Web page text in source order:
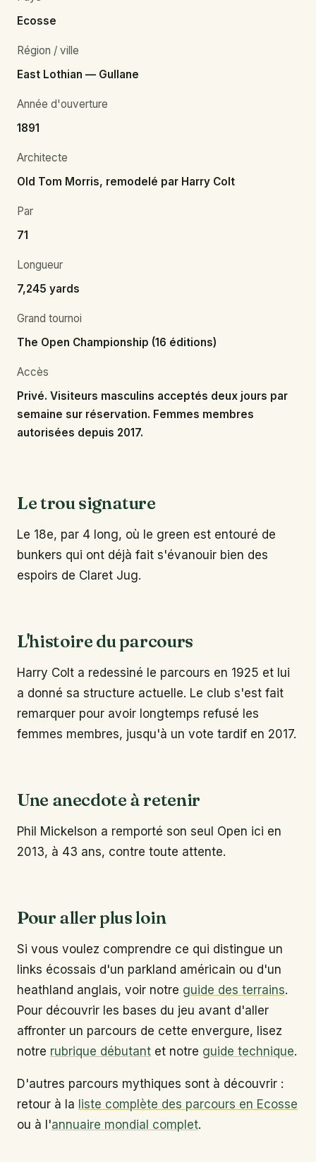
Ecosse
Région / ville
East Lothian — Gullane
Année d'ouverture
1891
Architecte
Old Tom Morris, remodelé par Harry Colt
Par
71
Longueur
7,245 yards
Grand tournoi
The Open Championship (16 éditions)
Accès
Privé. Visiteurs masculins acceptés deux jours par
semaine sur réservation. Femmes membres
autorisées depuis 2017.
Le trou signature
Le 18e, par 4 long, où le green est entouré de
bunkers qui ont déjà fait s'évanouir bien des
espoirs de Claret Jug.
L'histoire du parcours
Harry Colt a redessiné le parcours en 1925 et lui
a donné sa structure actuelle. Le club s'est fait
remarquer pour avoir longtemps refusé les
femmes membres, jusqu'à un vote tardif en 2017.
Une anecdote à retenir
Phil Mickelson a remporté son seul Open ici en
2013, à 43 ans, contre toute attente.
Pour aller plus loin
Si vous voulez comprendre ce qui distingue un
links écossais d'un parkland américain ou d'un
heathland anglais, voir notre guide des terrains.
Pour découvrir les bases du jeu avant d'aller
affronter un parcours de cette envergure, lisez
notre rubrique débutant et notre guide technique.
D'autres parcours mythiques sont à découvrir :
retour à la liste complète des parcours en Ecosse
ou à l'annuaire mondial complet.